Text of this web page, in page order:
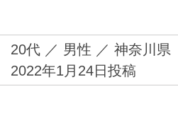
20代 ／ 男性 ／ 神奈川県
2022年1月24日 投稿